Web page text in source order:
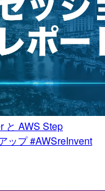
と AWS Step
ップ #AWSreInvent